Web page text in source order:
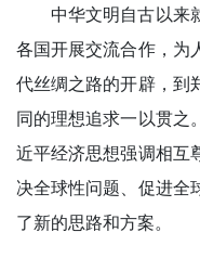
中华文明自古以来
各国开展交流合作，为
代丝绸之路的开辟，到
同的理想追求一以贯之
近平经济思想强调相互
决全球性问题、促进全
了新的思路和方案。